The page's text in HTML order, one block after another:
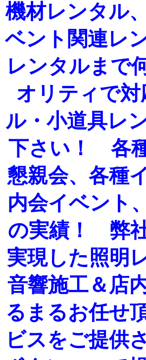
機材レンタル
ベント関連レ
レンタルまで
オリティで
ル・小道具レ
下さい！ 各
懇親会、各種
内会イベント
の実績！ 弊
実現した照明
音響施工＆店
るまるお任せ
ビスをご提供